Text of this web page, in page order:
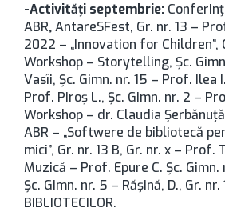
-Activităţi septembrie:
ABR,AntareSFest, Gr. nr. 13 –
2022 – „Innovation for Children”,
Workshop – Storytelling, Şc.
Vasîi, Şc. Gimn. nr. 15 – Prof. Ilea
Prof. Piroş L., Şc. Gimn. nr. 2 –
Workshop – dr. Claudia
ABR – „Softwere de bibliotecă
mici”, Gr. nr. 13 B, Gr. nr. x – Prof.
Muzică – Prof. Epure C. Şc. Gimn.
Şc. Gimn. nr. 5 – Răşină, D., Gr. nr.
BIBLIOTECILOR.